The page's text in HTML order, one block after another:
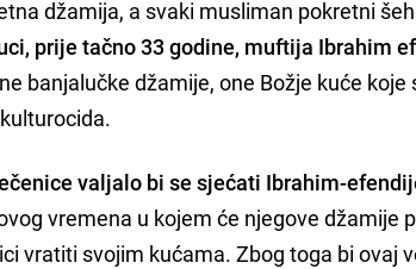
džamija, a svaki musliman pokretni
prije tačno 33 godine, muftija Ibrahim
banjalučke džamije, one Božje kuće koje
valjalo bi se sjećati Ibrahim-
vremena u kojem će njegove džamije
vratiti svojim kućama. Zbog toga bi ovaj